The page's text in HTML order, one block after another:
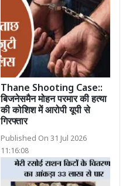
Thane Shooting Case::
बिजनेसमैन मोहन परमार की हत्या
की कोशिश में आरोपी यूपी से
गिरफ्तार
Published On 31 Jul 2026
11:16:08